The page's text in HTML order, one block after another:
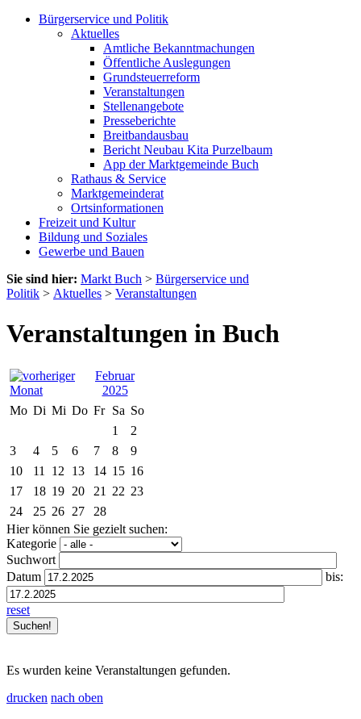
Bürgerservice und Politik
Aktuelles
Amtliche Bekanntmachungen
Öffentliche Auslegungen
Grundsteuerreform
Veranstaltungen
Stellenangebote
Presseberichte
Breitbandausbau
Bericht Neubau Kita Purzelbaum
App der Marktgemeinde Buch
Rathaus & Service
Marktgemeinderat
Ortsinformationen
Freizeit und Kultur
Bildung und Soziales
Gewerbe und Bauen
Sie sind hier: Markt Buch > Bürgerservice und
Politik > Aktuelles > Veranstaltungen
Veranstaltungen in Buch
Februar
2025
Mo Di Mi Do Fr Sa So
1
2
3
4 5 6 7 8
9
10
11 12 13 14 15 16
17
18 19 20 21 22 23
24
25 26 27
28
Hier können Sie gezielt suchen:
Kategorie
Suchwort
Datum
bis:
reset
Es wurden keine Veranstaltungen gefunden.
drucken nach oben